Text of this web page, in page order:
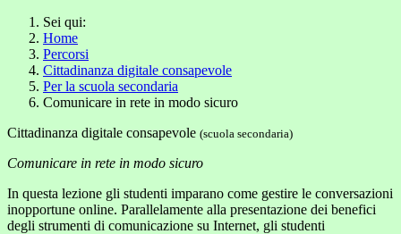
Sei qui:
Home
Percorsi
Cittadinanza digitale consapevole
Per la scuola secondaria
Comunicare in rete in modo sicuro
Cittadinanza digitale consapevole (scuola secondaria)
Comunicare in rete in modo sicuro
In questa lezione gli studenti imparano come gestire le conversazioni
inopportune online. Parallelamente alla presentazione dei benefici
degli strumenti di comunicazione su Internet, gli studenti